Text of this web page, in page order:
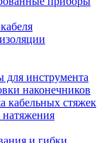
инструмента
наконечников
кабельных стяжек
и гибки